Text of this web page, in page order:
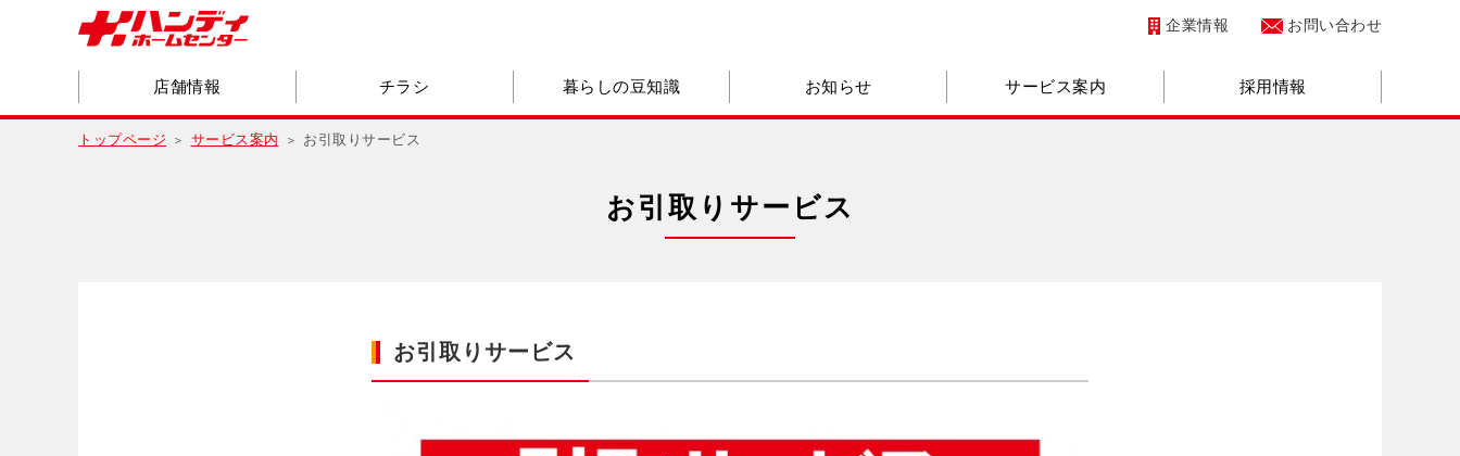
企業情報 お問い合わせ
店舗情報 チラシ 暮らしの豆知識 お知らせ サービス案内 採用情報
トップページ サービス案内 お引取りサービス
お引取りサービス
お引取りサービス